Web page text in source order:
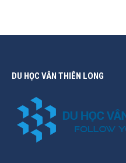
DU HỌC VÂN THIÊN LONG